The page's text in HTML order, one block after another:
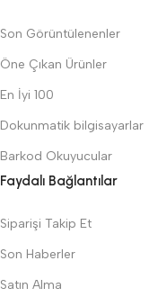
Son Görüntülenenler
Öne Çıkan Ürünler
En İyi 100
Dokunmatik bilgisayarlar
Barkod Okuyucular
Faydalı Bağlantılar
Siparişi Takip Et
Son Haberler
Satın Alma